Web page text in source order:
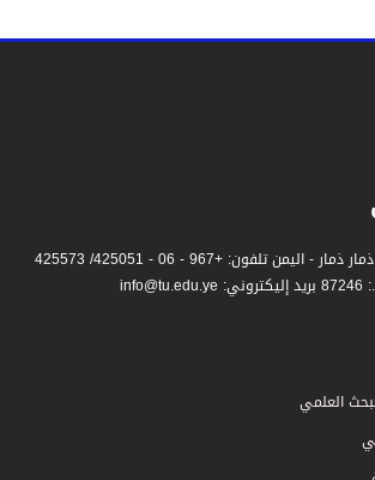
رئاسة الجامعة - جامعة ذمار ذمار - اليمن تلفون: +967 - 06 - 425051/ 425573
العلمي